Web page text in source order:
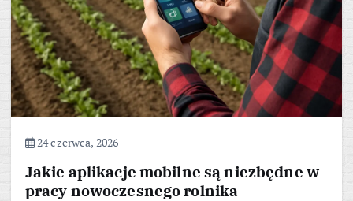
24 czerwca, 2026
Jakie aplikacje mobilne są niezbędne w
pracy nowoczesnego rolnika